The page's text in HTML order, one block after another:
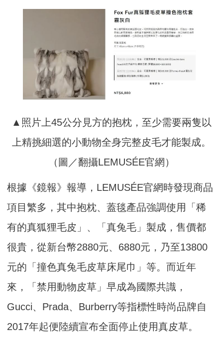
▲照片上45公分見方的抱枕，至少需要兩隻以
上精挑細選的小動物全身完整皮毛才能製成。
（圖／翻攝LEMUSÉE官網）
根據《鏡報》報導，LEMUSÉE官網時發現商品
項目繁多，其中抱枕、蓋毯產品強調使用「稀
有的真狐狸毛皮」、「真兔毛」製成，售價都
很貴，從新台幣2880元、6880元，乃至13800
元的「撞色真兔毛皮草床尾巾」等。而近年
來，「禁用動物皮草」早成為國際共識，
Gucci、Prada、Burberry等指標性時尚品牌自
2017年起便陸續宣布全面停止使用真皮草。